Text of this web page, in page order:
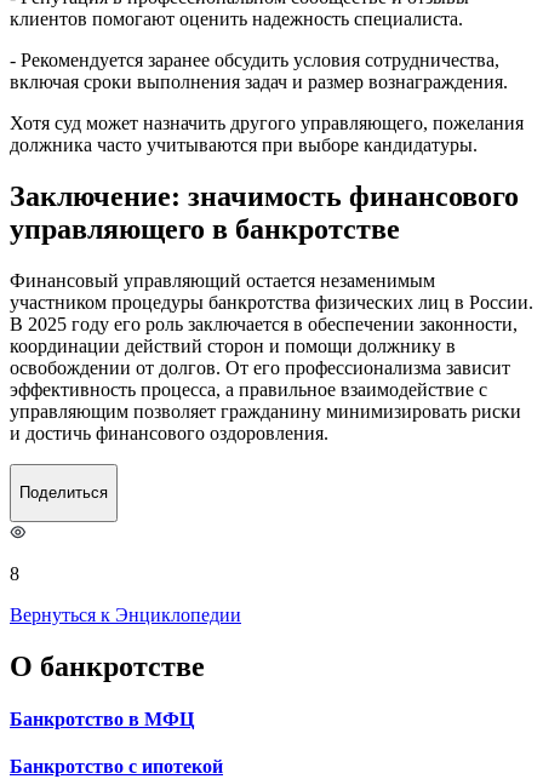
клиентов помогают оценить надежность специалиста.
- Рекомендуется заранее обсудить условия сотрудничества,
включая сроки выполнения задач и размер вознаграждения.
Хотя суд может назначить другого управляющего, пожелания
должника часто учитываются при выборе кандидатуры.
Заключение: значимость финансового
управляющего в банкротстве
Финансовый управляющий остается незаменимым
участником процедуры банкротства физических лиц в России.
В 2025 году его роль заключается в обеспечении законности,
координации действий сторон и помощи должнику в
освобождении от долгов. От его профессионализма зависит
эффективность процесса, а правильное взаимодействие с
управляющим позволяет гражданину минимизировать риски
и достичь финансового оздоровления.
Поделиться
8
Вернуться к Энциклопедии
О банкротстве
Банкротство в МФЦ
Банкротство с ипотекой